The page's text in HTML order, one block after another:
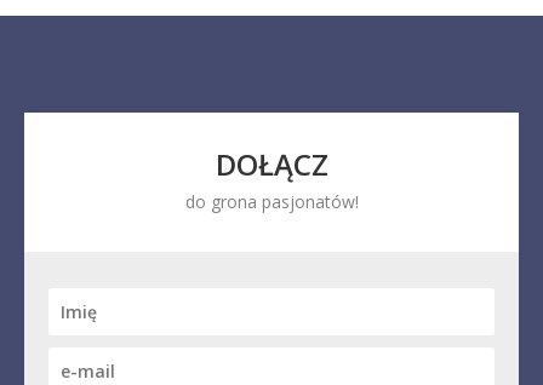
DOŁĄCZ
do grona pasjonatów!